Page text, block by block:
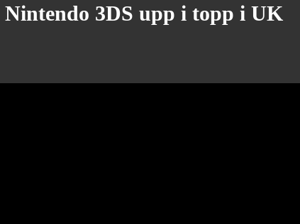
Nintendo 3DS upp i topp i UK